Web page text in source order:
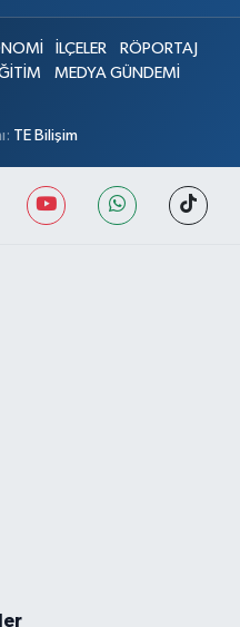
İLÇELER
RÖPORTAJ
MEDYA GÜNDEMİ
TE Bilişim